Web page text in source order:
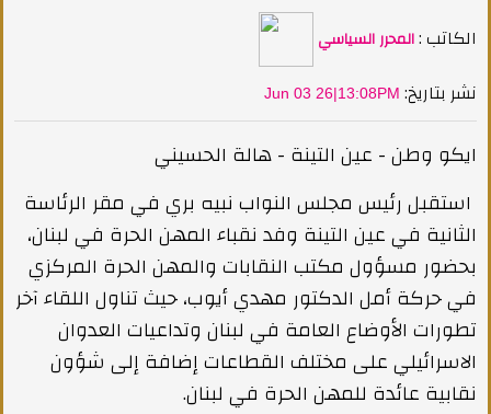
الكاتب :المحرر السياسي
Jun 03 26|13:08PM :نشر بتاريخ
ايكو وطن - عين التينة - هالة الحسيني
استقبل رئيس مجلس النواب نبيه بري في مقر الرئاسة
الثانية في عين التينة وفد نقباء المهن الحرة في لبنان،
بحضور مسؤول مكتب النقابات والمهن الحرة المركزي
في حركة أمل الدكتور مهدي أيوب، حيث تناول اللقاء آخر
تطورات الأوضاع العامة في لبنان وتداعيات العدوان
الاسرائيلي على مختلف القطاعات إضافة إلى شؤون
نقابية عائدة للمهن الحرة في لبنان.